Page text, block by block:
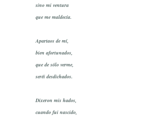
sino mi ventura
que me maldecía.
Apartaos de mí,
bien afortunados,
que de sólo verme,
seréi desdichados.
Dixeron mis hados,
cuando fui nascido,